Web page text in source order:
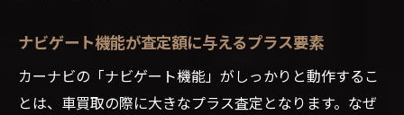
ナビゲート機能が査定額に与えるプラス要素
カーナビの「ナビゲート機能」がしっかりと動作するこ
とは、車買取の際に大きなプラス査定となります。なぜ